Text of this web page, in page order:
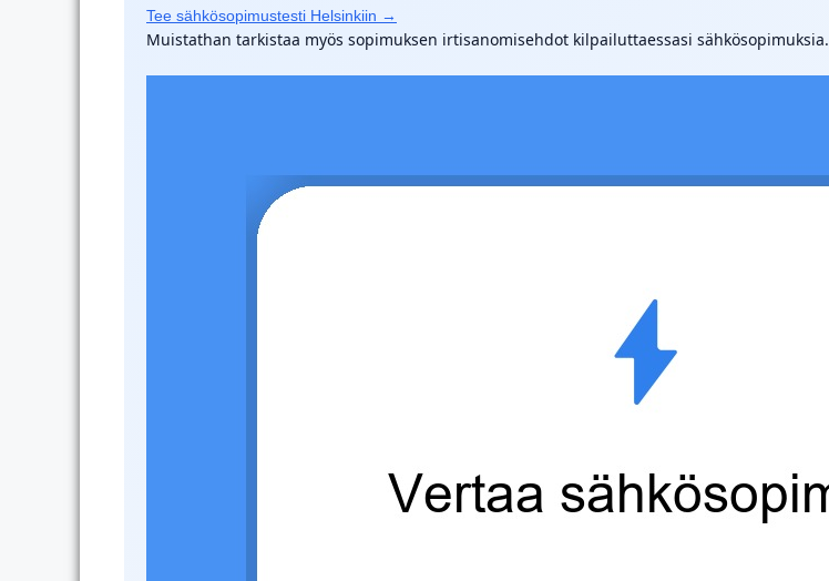
Tee sähkösopimustesti Helsinkiin →
Muistathan tarkistaa myös sopimuksen irtisanomisehdot kilpailuttaessasi sähkösopimuksia.